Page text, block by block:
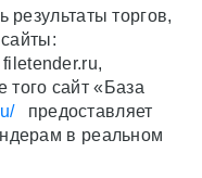
торгов,
того сайт «База
предоставляет
в реальном